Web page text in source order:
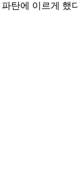
탄에 이르게